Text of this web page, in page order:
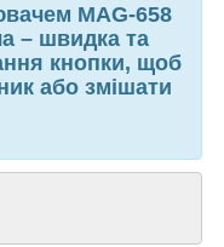
MAG-658
– швидка та
кнопки, щоб
або змішати